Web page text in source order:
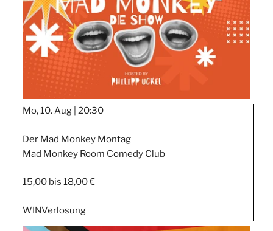
Mo, 10. Aug | 20:30
Der Mad Monkey Montag
Mad Monkey Room Comedy Club
15,00 bis 18,00 €
WINVerlosung